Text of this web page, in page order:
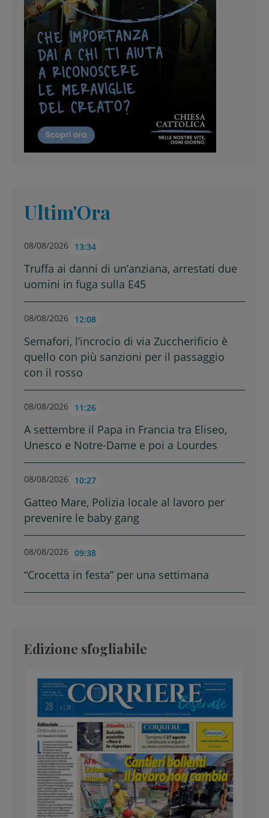
Ultim'Ora
08/08/2026 13:34
Truffa ai danni di un’anziana, arrestati due
uomini in fuga sulla E45
08/08/2026 12:08
Semafori, l’incrocio di via Zuccherificio è
quello con più sanzioni per il passaggio
con il rosso
08/08/2026 11:26
A settembre il Papa in Francia tra Eliseo,
Unesco e Notre-Dame e poi a Lourdes
08/08/2026 10:27
Gatteo Mare, Polizia locale al lavoro per
prevenire le baby gang
08/08/2026 09:38
“Crocetta in festa” per una settimana
Edizione sfogliabile